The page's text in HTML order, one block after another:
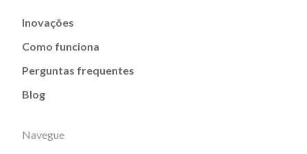
Inovações
Como funciona
Perguntas frequentes
Blog
Navegue